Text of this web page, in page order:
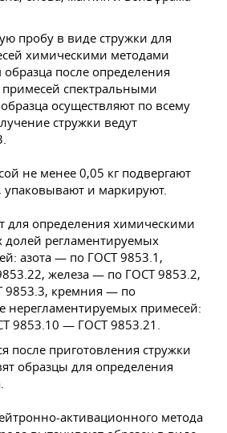
пробу в виде стружки для
химическими методами
после определения
спектральными
осуществляют по всему
стружки ведут
не менее 0,05 кг подвергают
упаковывают и маркируют.
для определения химическими
долей регламентируемых
азота — по ГОСТ 9853.1,
.22, железа — по ГОСТ 9853.2,
9853.3, кремния — по
нерегламентируемых примесей:
9853.10 — ГОСТ 9853.21.
после приготовления стружки
образцы для определения
активационного метода